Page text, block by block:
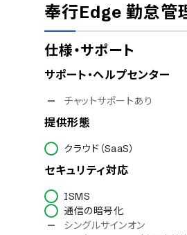
奉行Edge 勤怠管
仕様・サポート
サポート・ヘルプセンター
チャットサポートあり
提供形態
クラウド（SaaS）
セキュリティ対応
ISMS
通信の暗号化
シングルサインオン